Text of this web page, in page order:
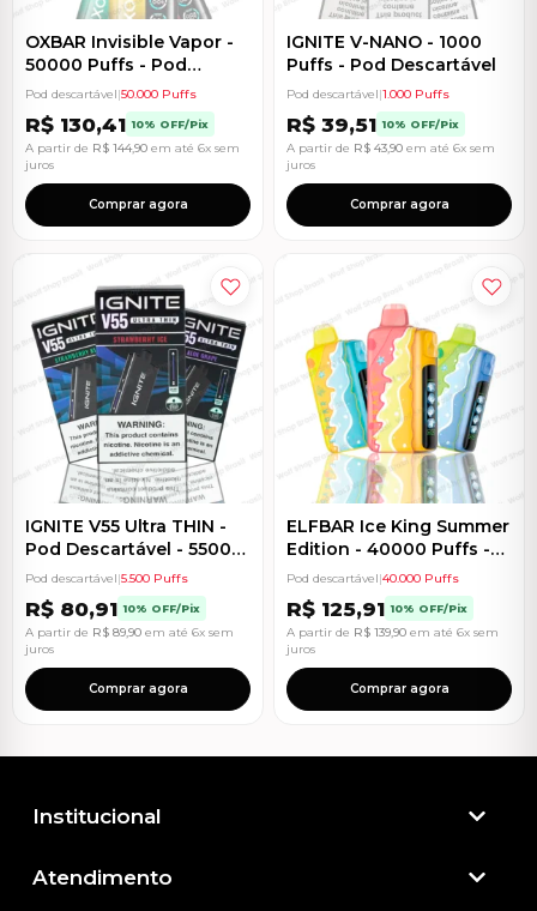
OXBAR Invisible Vapor -
50000 Puffs - Pod
Descartável
Pod descartável|50.000 Puffs
R$ 130,41 10% OFF/Pix
A partir de R$ 144,90 em até 6x sem
juros
Comprar agora
IGNITE V-NANO - 1000
Puffs - Pod Descartável
Pod descartável|1.000 Puffs
R$ 39,51 10% OFF/Pix
A partir de R$ 43,90 em até 6x sem
juros
Comprar agora
IGNITE V55 Ultra THIN -
Pod Descartável - 5500
Puffs
Pod descartável|5.500 Puffs
R$ 80,91 10% OFF/Pix
A partir de R$ 89,90 em até 6x sem
juros
Comprar agora
ELFBAR Ice King Summer
Edition - 40000 Puffs -
Pod Descartável
Pod descartável|40.000 Puffs
R$ 125,91 10% OFF/Pix
A partir de R$ 139,90 em até 6x sem
juros
Comprar agora
Institucional
Atendimento​